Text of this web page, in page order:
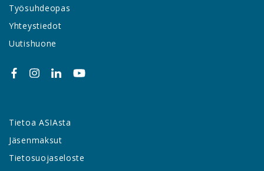
Työsuhdeopas
Yhteystiedot
Uutishuone
Tietoa ASIAsta
Jäsenmaksut
Tietosuojaseloste